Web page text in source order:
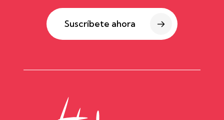
Suscríbete ahora